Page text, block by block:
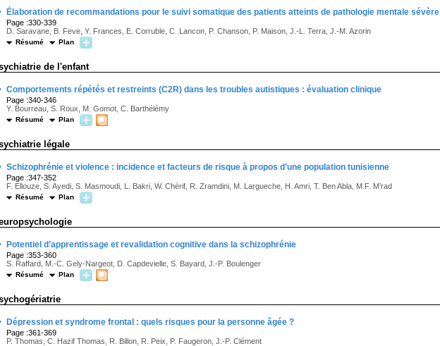
Élaboration de recommandations pour le suivi somatique des patients atteints de pathologie mentale sévère
Page :330-339
D. Saravane, B. Feve, Y. Frances, E. Corruble, C. Lancon, P. Chanson, P. Maison, J.-L. Terra, J.-M. Azorin
Résumé Plan
de l'enfant
Comportements répétés et restreints (C2R) dans les troubles autistiques : évaluation clinique
Page :340-346
Y. Bourreau, S. Roux, M. Gomot, C. Barthélémy
Résumé Plan
légale
Schizophrénie et violence : incidence et facteurs de risque à propos d’une population tunisienne
Page :347-352
F. Ellouze, S. Ayedi, S. Masmoudi, L. Bakri, W. Chérif, R. Zramdini, M. Largueche, H. Amri, T. Ben Abla, M.F. M’rad
Résumé Plan
Potentiel d’apprentissage et revalidation cognitive dans la schizophrénie
Page :353-360
S. Raffard, M.-C. Gely-Nargeot, D. Capdevielle, S. Bayard, J.-P. Boulenger
Résumé Plan
Dépression et syndrome frontal : quels risques pour la personne âgée ?
Page :361-369
P. Thomas, C. Hazif Thomas, R. Billon, R. Peix, P. Faugeron, J.-P. Clément